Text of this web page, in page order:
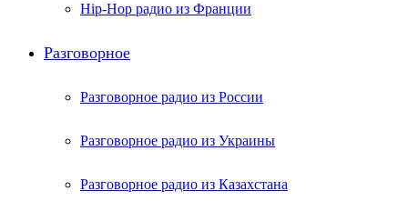
Hip-Hop радио из Франции
Разговорное
Разговорное радио из России
Разговорное радио из Украины
Разговорное радио из Казахстана